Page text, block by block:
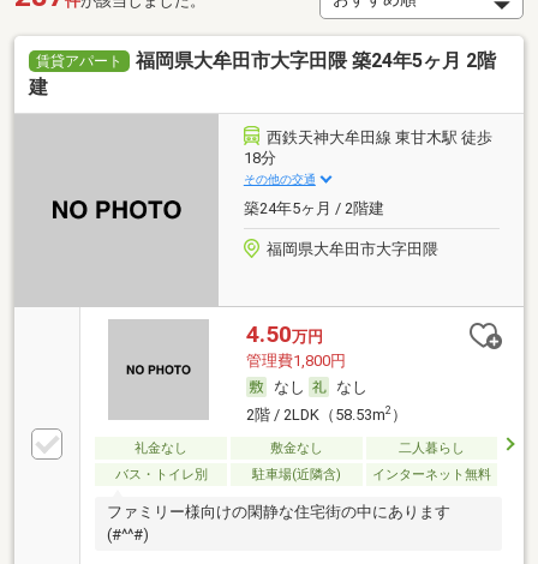
賃貸アパート
福岡県大牟田市大字田隈 築24年5ヶ月 2階
建
西鉄天神大牟田線 東甘木駅 徒歩
18分
その他の交通
築24年5ヶ月 / 2階建
福岡県大牟田市大字田隈
4.50万円
管理費1,800円
なし
なし
2階 / 2LDK（58.53m2）
礼金なし 敷金なし
二人暮らし
バス・トイレ別
駐車場(近隣含) インターネット無料
ファミリー様向けの閑静な住宅街の中にあります
(#^^#)